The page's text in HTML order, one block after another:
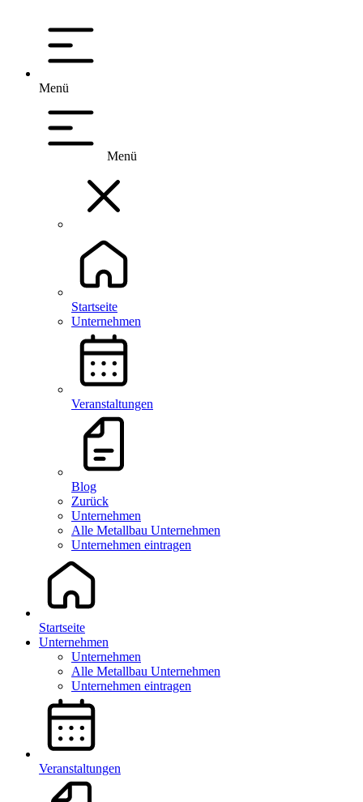
Menü
Menü
Startseite
Unternehmen
Veranstaltungen
Blog
Zurück
Unternehmen
Alle Metallbau Unternehmen
Unternehmen eintragen
Startseite
Unternehmen
Unternehmen
Alle Metallbau Unternehmen
Unternehmen eintragen
Veranstaltungen